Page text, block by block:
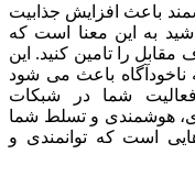
باعث افزایش جذابیت
به این معنا است که
مقابل را تامین کنید. این
باعث می شود
شما در شبکات
هوشمندی و تسلط شما
است که توانمندی و